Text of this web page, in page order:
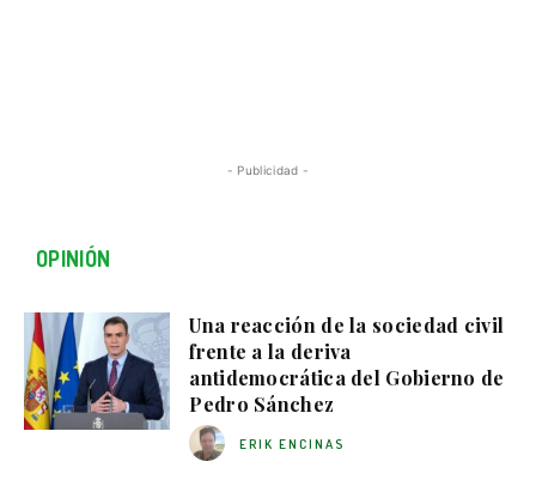
- Publicidad -
OPINIÓN
Una reacción de la sociedad civil
frente a la deriva
antidemocrática del Gobierno de
Pedro Sánchez
ERIK ENCINAS